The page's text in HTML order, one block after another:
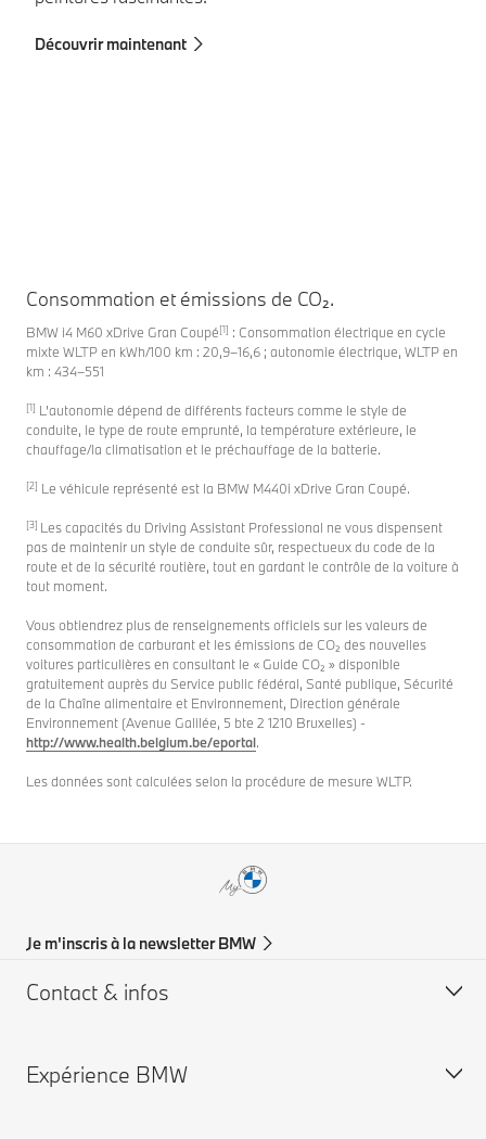
Découvrir maintenant
Consommation et émissions de CO₂.
BMW i4 M60 xDrive Gran Coupé[1] : Consommation électrique en cycle
mixte WLTP en kWh/100 km : 20,9–16,6 ; autonomie électrique, WLTP en
km : 434–551
[1] L’autonomie dépend de différents facteurs comme le style de
conduite, le type de route emprunté, la température extérieure, le
chauffage/la climatisation et le préchauffage de la batterie.
[2] Le véhicule représenté est la BMW M440i xDrive Gran Coupé.
[3] Les capacités du Driving Assistant Professional ne vous dispensent
pas de maintenir un style de conduite sûr, respectueux du code de la
route et de la sécurité routière, tout en gardant le contrôle de la voiture à
tout moment.
Vous obtiendrez plus de renseignements officiels sur les valeurs de
consommation de carburant et les émissions de CO₂ des nouvelles
voitures particulières en consultant le « Guide CO₂ » disponible
gratuitement auprès du Service public fédéral, Santé publique, Sécurité
de la Chaîne alimentaire et Environnement, Direction générale
Environnement (Avenue Galilée, 5 bte 2 1210 Bruxelles) -
http://www.health.belgium.be/eportal.
Les données sont calculées selon la procédure de mesure WLTP.
Je m'inscris à la newsletter BMW
Contact & infos
Aide & Contact
Expérience BMW